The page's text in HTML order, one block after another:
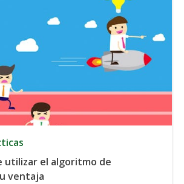
utilizar el algoritmo de
ventaja